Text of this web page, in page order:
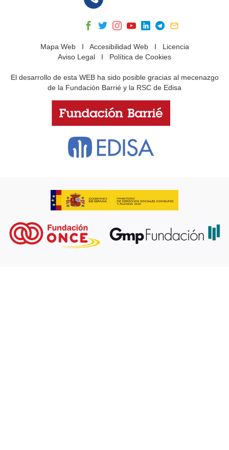
Mapa WebI Accesibilidad WebI Licencia
Aviso Legal I Política de Cookies
El desarrollo de esta WEB ha sido posible gracias al mecenazgo
de la Fundación Barrié y la RSC de Edisa